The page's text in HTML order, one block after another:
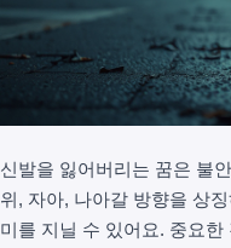
신발을 잃어버리는 꿈은 불
위, 자아, 나아갈 방향을 상
미를 지닐 수 있어요. 중요